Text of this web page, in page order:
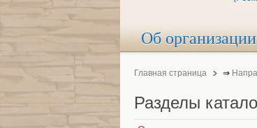
Об организации
Главная страница ⇒
Разделы